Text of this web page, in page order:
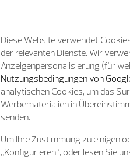
Diese Website verwendet
der relevanten Dienste. Wir
Anzeigenpersonalisierung (für
Nutzungsbedingungen von
analytischen Cookies, um das
Werbematerialien in
senden.
Um Ihre Zustimmung zu einigen
„Konfigurieren“, oder lesen Sie